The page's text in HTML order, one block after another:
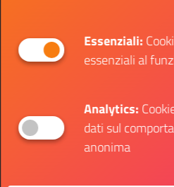
Essenziali:
essenziali al
Analytics:
dati sul
anonima